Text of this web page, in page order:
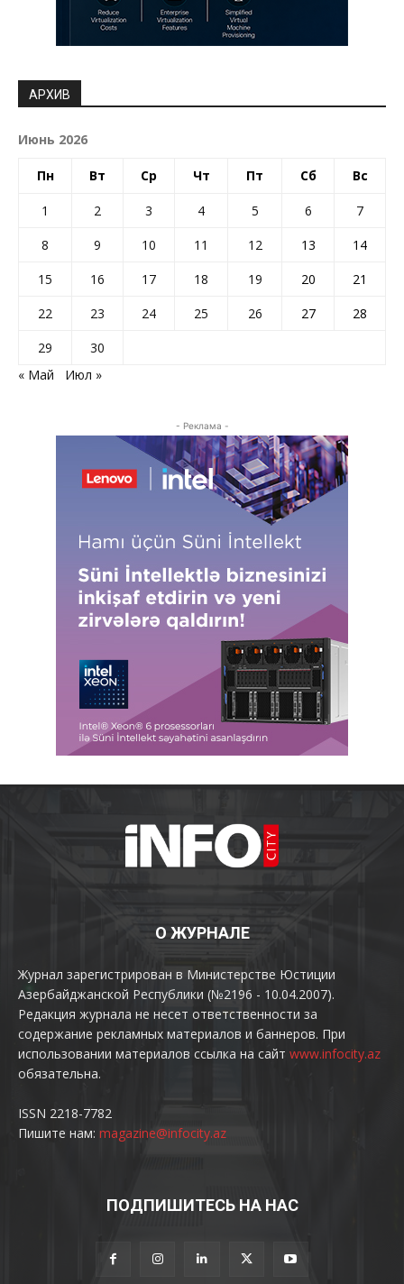
АРХИВ
Июнь 2026
Пн Вт Ср Чт Пт Сб Вс
1 2 3 4 5 6
7
8
9 10 11 12 13
14
15
16 17 18 19 20
21
22
23 24 25 26 27
28
29
30
« Май
Июл »
- Реклама -
О ЖУРНАЛЕ
Журнал зарегистрирован в Министерстве Юстиции
Азербайджанской Республики (№2196 - 10.04.2007).
Редакция журнала не несет ответственности за
содержание рекламных материалов и баннеров. При
использовании материалов ссылка на сайт www.infocity.az
обязательна.
ISSN 2218-7782
Пишите нам: magazine@infocity.az
ПОДПИШИТЕСЬ НА НАС